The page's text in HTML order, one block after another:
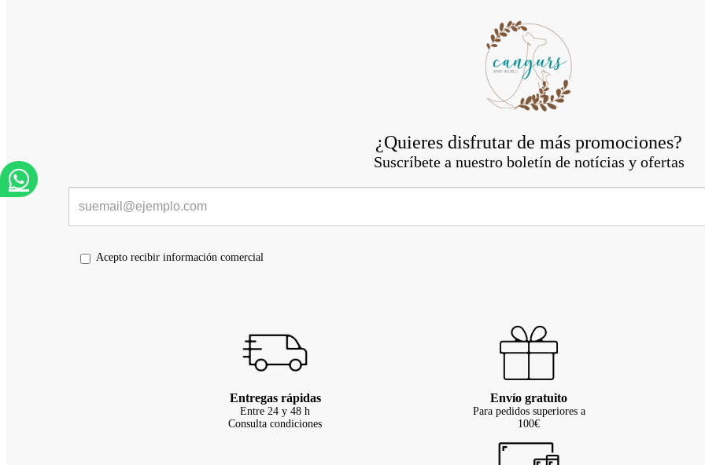
¿Quieres disfrutar de más promociones?
Suscríbete a nuestro boletín de notícias y ofertas
Acepto recibir información comercial
Entregas rápidas
Entre 24 y 48 h
Consulta condiciones
Envío gratuito
Para pedidos superiores a
100€